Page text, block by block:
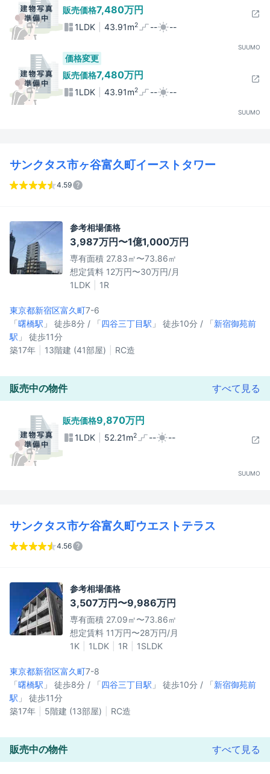
販売価格7,480万円
1LDK 43.91m2 -- --
SUUMO
価格変更
販売価格7,480万円
1LDK 43.91m2 -- --
SUUMO
サンクタス市ヶ谷富久町イーストタワー
4.59
参考相場価格
3,987万円〜1億1,000万円
専有面積 27.83㎡〜73.86㎡
想定賃料 12万円〜30万円/月
1LDK
1R
東京都新宿区富久町7-6
「曙橋駅 」 徒歩8分 / 「四谷三丁目駅 」 徒歩10分 / 「新宿御苑前
駅 」 徒歩11分
築17年
13階建 (41部屋) RC造
販売中の物件 すべて見る
販売価格9,870万円
1LDK 52.21m2 -- --
SUUMO
サンクタス市ケ谷富久町ウエストテラス
4.56
参考相場価格
3,507万円〜9,986万円
専有面積 27.09㎡〜73.86㎡
想定賃料 11万円〜28万円/月
1K
1LDK 1R 1SLDK
東京都新宿区富久町7-8
「曙橋駅 」 徒歩8分 / 「四谷三丁目駅 」 徒歩10分 / 「新宿御苑前
駅 」 徒歩11分
築17年
5階建 (13部屋) RC造
販売中の物件 すべて見る